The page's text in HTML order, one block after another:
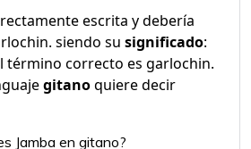
escrita y debería
siendo su significado:
término correcto es garlochin.
gitanoquiere decir
Jamba en gitano?